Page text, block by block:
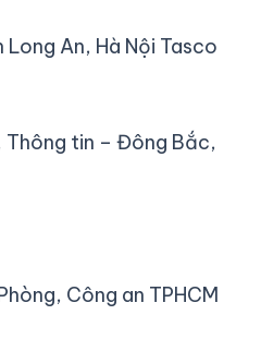
Long An, Hà Nội Tasco
Thông tin – Đông Bắc,
Công an TPHCM